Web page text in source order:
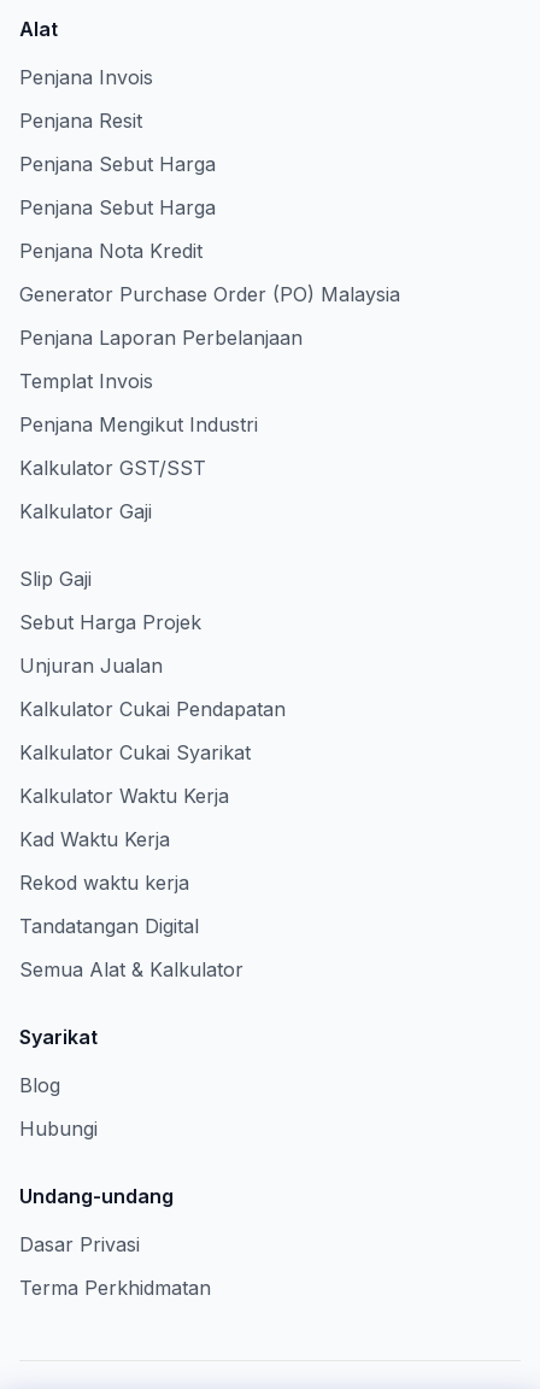
Alat
Penjana Invois
Penjana Resit
Penjana Sebut Harga
Penjana Sebut Harga
Penjana Nota Kredit
Generator Purchase Order (PO) Malaysia
Penjana Laporan Perbelanjaan
Templat Invois
Penjana Mengikut Industri
Kalkulator GST/SST
Kalkulator Gaji
Slip Gaji
Sebut Harga Projek
Unjuran Jualan
Kalkulator Cukai Pendapatan
Kalkulator Cukai Syarikat
Kalkulator Waktu Kerja
Kad Waktu Kerja
Rekod waktu kerja
Tandatangan Digital
Semua Alat & Kalkulator
Syarikat
Blog
Hubungi
Undang-undang
Dasar Privasi
Terma Perkhidmatan